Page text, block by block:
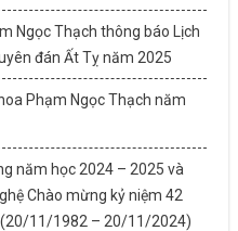
Ngọc Thạch thông báo Lịch
đán Ất Tỵ năm 2025
Phạm Ngọc Thạch năm
năm học 2024 – 2025 và
Chào mừng kỷ niệm 42
(20/11/1982 – 20/11/2024)